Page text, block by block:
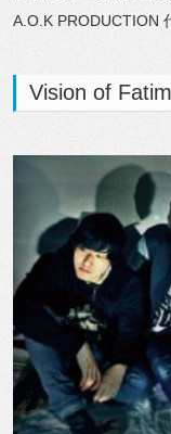
A.O.K PRODUCTION
Vision of